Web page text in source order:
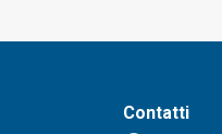
Contatti